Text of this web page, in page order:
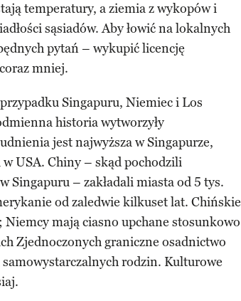
temperatury, a ziemia z wykopów i
sąsiadów. Aby łowić na lokalnych
pytań – wykupić licencję
mniej.
Singapuru, Niemiec i Los
historia wytworzyły
jest najwyższa w Singapurze,
USA. Chiny – skąd pochodzili
Singapuru – zakładali miasta od 5 tys.
od zaledwie kilkuset lat. Chińskie
mają ciasno upchane stosunkowo
Zjednoczonych graniczne osadnictwo
samowystarczalnych rodzin. Kulturowe